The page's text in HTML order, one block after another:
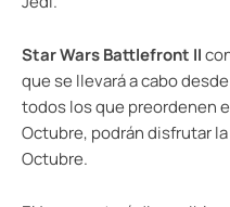
Star Wars Battlefront II
que se llevará a cabo
todos los que preordenen
Octubre, podrán disfrutar
Octubre.